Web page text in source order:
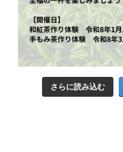
さらに読み込む